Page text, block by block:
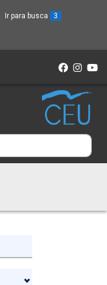
Ir para busca 3